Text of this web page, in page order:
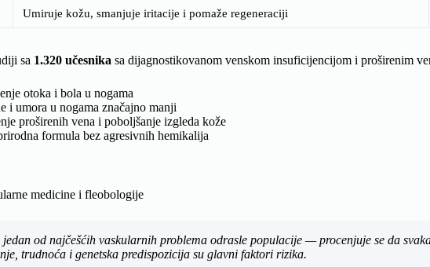
Umiruje kožu, smanjuje iritacije i pomaže regeneraciji
sa 1.320 učesnika sa dijagnostikovanom venskom insuficijencijom i proširenim
otoka i bola u nogama
i umora u nogama značajno manji
proširenih vena i poboljšanje izgleda kože
formula bez agresivnih hemikalija
medicine i fleobologije
od najčešćih vaskularnih problema odrasle populacije — procenjuje se da
trudnoća i genetska predispozicija su glavni faktori rizika.